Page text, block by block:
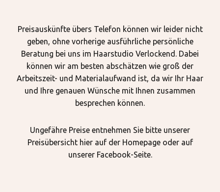
Preisauskünfte übers Telefon können wir leider nicht
geben, ohne vorherige ausführliche persönliche
Beratung bei uns im Haarstudio Verlockend. Dabei
können wir am besten abschätzen wie groß der
Arbeitszeit- und Materialaufwand ist, da wir Ihr Haar
und Ihre genauen Wünsche mit Ihnen zusammen
besprechen können.
Ungefähre Preise entnehmen Sie bitte unserer
Preisübersicht hier auf der Homepage oder auf
unserer Facebook-Seite.